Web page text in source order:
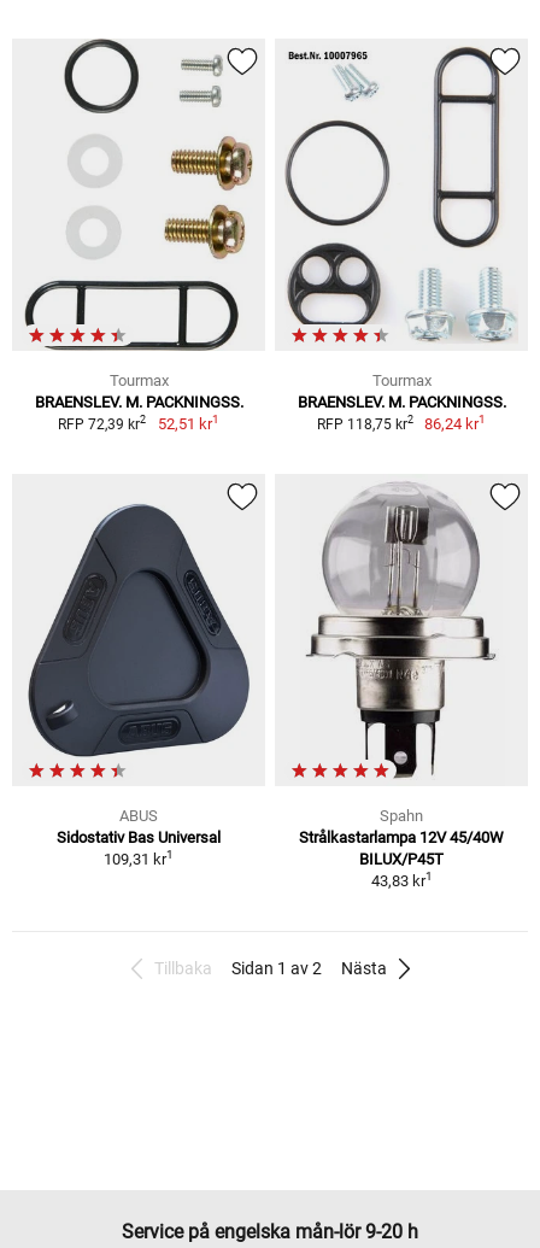
Tourmax
BRAENSLEV. M. PACKNINGSS.
RFP 72,39 kr2 52,51 kr1
Tourmax
BRAENSLEV. M. PACKNINGSS.
RFP 118,75 kr2 86,24 kr1
ABUS
Sidostativ Bas Universal
109,31 kr1
Spahn
Strålkastarlampa 12V 45/40W
BILUX/P45T
43,83 kr1
Tillbaka Sidan 1 av 2 Nästa
Service på engelska mån-lör 9-20 h